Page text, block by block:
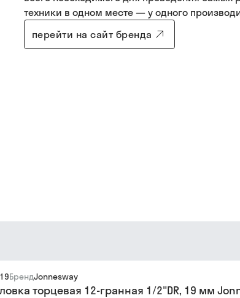
техники в одном месте — у одного
перейти на сайт бренда
БрендJonnesway
торцевая 12-гранная 1/2"DR, 19 мм